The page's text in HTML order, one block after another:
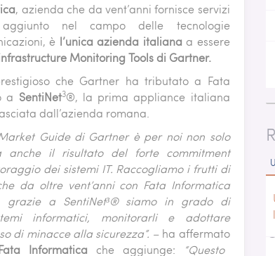
SERVER
ENVIRONMENTAL PATTERN
PROBEBOX MONITORING
, azienda che da vent’anni fornisce servizi
nel campo delle tecnologie
è l’unica azienda italiana a essere
Monitoring Tools di Gartner.
che Gartner ha tributato a Fata
a SentiNet3®, la prima appliance italiana
dall’azienda romana.
Guide di Gartner è per noi non solo
il risultato del forte commitment
dei sistemi IT. Raccogliamo i frutti di
da oltre vent’anni con Fata Informatica
grazie a SentiNet³® siamo in grado di
informatici, monitorarli e adottare
di minacce alla sicurezza”. – ha affermato
Informatica che aggiunge:
“Questo